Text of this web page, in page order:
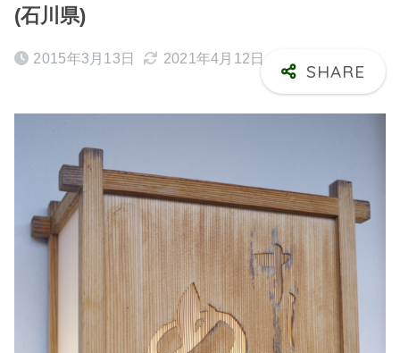
(石川県)
2015年3月13日 2021年4月12日